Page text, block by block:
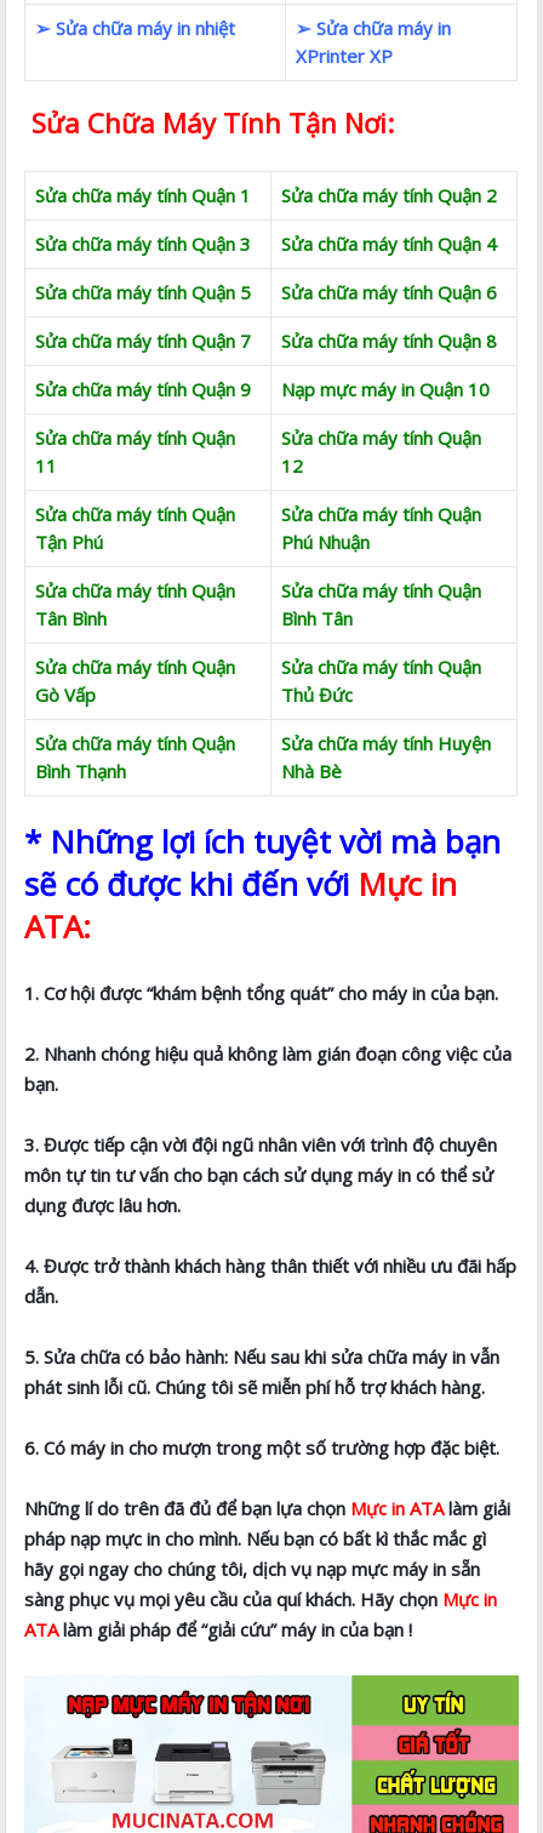
➢ Sửa chữa máy in nhiệt
➢ Sửa chữa máy in
XPrinter XP
Sửa Chữa Máy Tính Tận Nơi:
Sửa chữa máy tính Quận 1
Sửa chữa máy tính Quận 2
Sửa chữa máy tính Quận 3
Sửa chữa máy tính Quận 4
Sửa chữa máy tính Quận 5
Sửa chữa máy tính Quận 6
Sửa chữa máy tính Quận 7
Sửa chữa máy tính Quận 8
Sửa chữa máy tính Quận 9
Nạp mực máy in Quận 10
Sửa chữa máy tính Quận
11
Sửa chữa máy tính Quận
12
Sửa chữa máy tính Quận
Tận Phú
Sửa chữa máy tính Quận
Phú Nhuận
Sửa chữa máy tính Quận
Tân Bình
Sửa chữa máy tính Quận
Bình Tân
Sửa chữa máy tính Quận
Gò Vấp
Sửa chữa máy tính Quận
Thủ Đức
Sửa chữa máy tính Quận
Bình Thạnh
Sửa chữa máy tính Huyện
Nhà Bè
* Những lợi ích tuyệt vời mà bạn
sẽ có được khi đến với Mực in
ATA:
1. Cơ hội được “khám bệnh tổng quát” cho máy in của bạn.
2. Nhanh chóng hiệu quả không làm gián đoạn công việc của
bạn.
3. Được tiếp cận vời đội ngũ nhân viên với trình độ chuyên
môn tự tin tư vấn cho bạn cách sử dụng máy in có thể sử
dụng được lâu hơn.
4. Được trở thành khách hàng thân thiết với nhiều ưu đãi hấp
dẫn.
5. Sửa chữa có bảo hành: Nếu sau khi sửa chữa máy in vẫn
phát sinh lỗi cũ. Chúng tôi sẽ miễn phí hỗ trợ khách hàng.
6. Có máy in cho mượn trong một số trường hợp đặc biệt.
Những lí do trên đã đủ để bạn lựa chọn Mực in ATAlàm giải
pháp nạp mực in cho mình. Nếu bạn có bất kì thắc mắc gì
hãy gọi ngay cho chúng tôi, dịch vụ nạp mực máy in sẵn
sàng phục vụ mọi yêu cầu của quí khách. Hãy chọn Mực in
ATAlàm giải pháp để “giải cứu” máy in của bạn !